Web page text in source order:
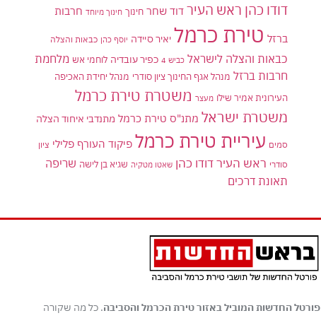
דודו כהן ראש העיר דוד שחר חינוך חינוך מיוחד חרבות
ברזל טירת כרמל יאיר סיידה יוסף כהן כבאות והצלה
כבאות והצלה לישראל כביש 4 כפיר עובדיה לוחמי אש מלחמת
חרבות ברזל מנהל אגף החינוך ציון סודרי מנהל יחידת האכיפה
העירונית אמיר שילו מעצר משטרת טירת כרמל
משטרת ישראל מתנ"ס טירת כרמל מתנדבי איחוד הצלה
סמים עיריית טירת כרמל פיקוד העורף פלילי ציון
סודרי ראש העיר דודו כהן שאטו מטקיה שגיא בן לישה שריפה
תאונת דרכים
פורטל החדשות המוביל באזור טירת הכרמל והסביבה. כל מה שקורה